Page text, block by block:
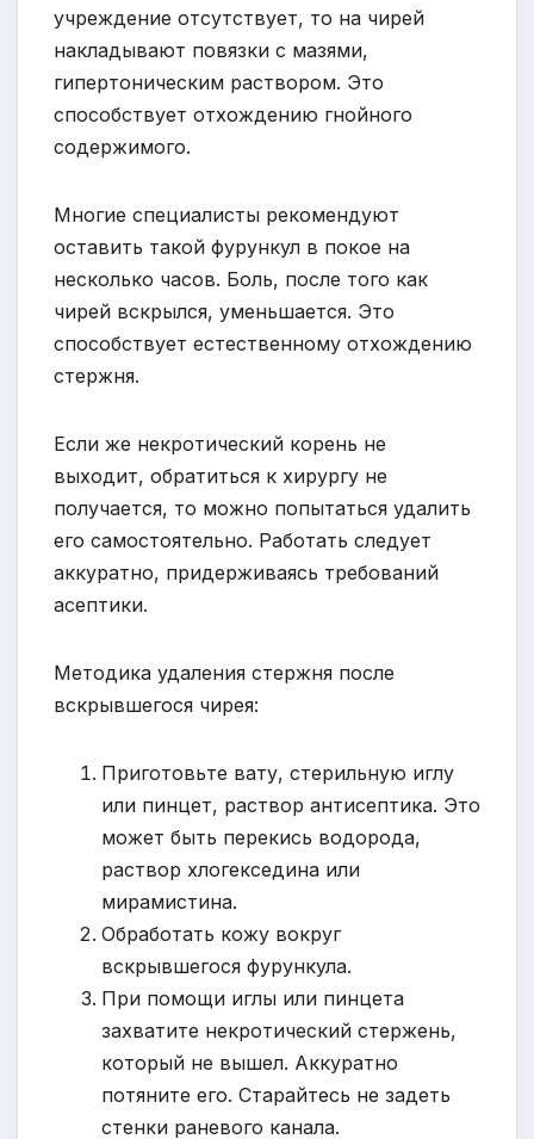
учреждение отсутствует, то на чирей
накладывают повязки с мазями,
гипертоническим раствором. Это
способствует отхождению гнойного
содержимого.
Многие специалисты рекомендуют
оставить такой фурункул в покое на
несколько часов. Боль, после того как
чирей вскрылся, уменьшается. Это
способствует естественному отхождению
стержня.
Если же некротический корень не
выходит, обратиться к хирургу не
получается, то можно попытаться удалить
его самостоятельно. Работать следует
аккуратно, придерживаясь требований
асептики.
Методика удаления стержня после
вскрывшегося чирея:
Приготовьте вату, стерильную иглу
или пинцет, раствор антисептика. Это
может быть перекись водорода,
раствор хлогекседина или
мирамистина.
Обработать кожу вокруг
вскрывшегося фурункула.
При помощи иглы или пинцета
захватите некротический стержень,
который не вышел. Аккуратно
потяните его. Старайтесь не задеть
стенки раневого канала.